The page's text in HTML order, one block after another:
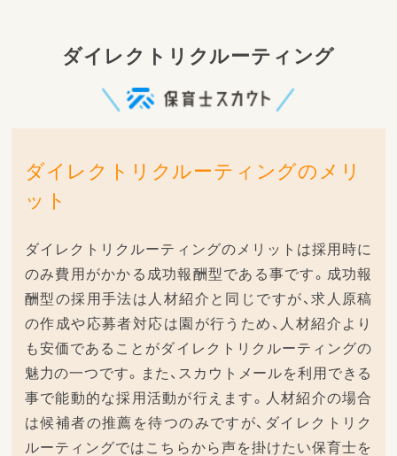
ダイレクトリクルーティング
ダイレクトリクルーティングのメリ
ット
ダイレクトリクルーティングのメリットは採用時に
のみ費用がかかる成功報酬型である事です。成功報
酬型の採用手法は人材紹介と同じですが、求人原稿
の作成や応募者対応は園が行うため、人材紹介より
も安価であることがダイレクトリクルーティングの
魅力の一つです。また、スカウトメールを利用できる
事で能動的な採用活動が行えます。人材紹介の場合
は候補者の推薦を待つのみですが、ダイレクトリク
ルーティングではこちらから声を掛けたい保育士を